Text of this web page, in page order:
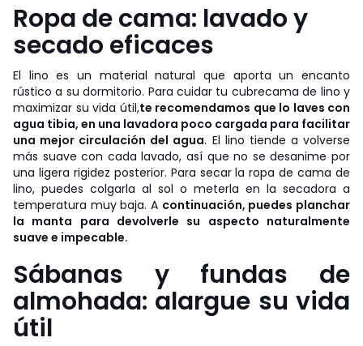
Ropa de cama: lavado y
secado eficaces
El lino es un material natural que aporta un encanto
rústico a su dormitorio. Para cuidar tu cubrecama de lino y
maximizar su vida útil,te recomendamos que lo laves con
agua tibia, en una lavadora poco cargada para facilitar
una mejor circulación del agua. El lino tiende a volverse
más suave con cada lavado, así que no se desanime por
una ligera rigidez posterior. Para secar la ropa de cama de
lino, puedes colgarla al sol o meterla en la secadora a
temperatura muy baja. A continuación, puedes planchar
la manta para devolverle su aspecto naturalmente
suave e impecable.
Sábanas y fundas de
almohada: alargue su vida
útil